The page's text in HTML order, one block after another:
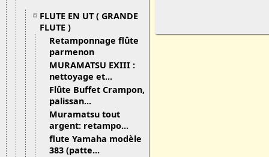
FLUTE EN UT ( GRANDE
FLUTE )
Retamponnage flûte
parmenon
MURAMATSU EXIII :
nettoyage et...
Flûte Buffet Crampon,
palissan...
Muramatsu tout
argent: retampo...
flute Yamaha modèle
383 (patte...